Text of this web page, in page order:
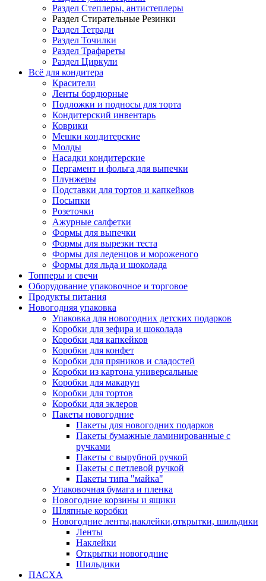
Раздел Степлеры, антистеплеры
Раздел Стирательные Резинки
Раздел Тетради
Раздел Точилки
Раздел Трафареты
Раздел Циркули
Всё для кондитера
Красители
Ленты бордюрные
Подложки и подносы для торта
Кондитерский инвентарь
Коврики
Мешки кондитерские
Молды
Насадки кондитерские
Пергамент и фольга для выпечки
Плунжеры
Подставки для тортов и капкейков
Посыпки
Розеточки
Ажурные салфетки
Формы для выпечки
Формы для вырезки теста
Формы для леденцов и мороженого
Формы для льда и шоколада
Топперы и свечи
Оборудование упаковочное и торговое
Продукты питания
Новогодняя упаковка
Упаковка для новогодних детских подарков
Коробки для зефира и шоколада
Коробки для капкейков
Коробки для конфет
Коробки для пряников и сладостей
Коробки из картона универсальные
Коробки для макарун
Коробки для тортов
Коробки для эклеров
Пакеты новогодние
Пакеты для новогодних подарков
Пакеты бумажные ламинированные с
ручками
Пакеты с вырубной ручкой
Пакеты с петлевой ручкой
Пакеты типа "майка"
Упаковочная бумага и пленка
Новогодние корзины и ящики
Шляпные коробки
Новогодние ленты,наклейки,открытки, шильдики
Ленты
Наклейки
Открытки новогодние
Шильдики
ПАСХА